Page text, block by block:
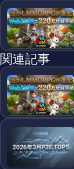
関連記事